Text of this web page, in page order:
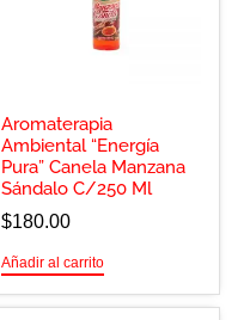
Aromaterapia
Ambiental “Energía
Pura” Canela Manzana
Sándalo C/250 Ml
$180.00
Añadir al carrito